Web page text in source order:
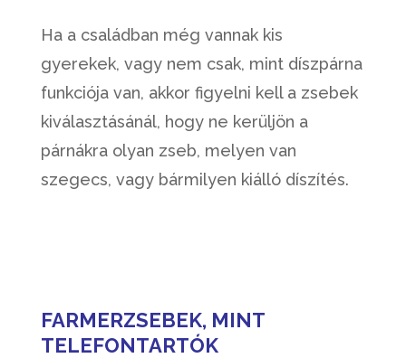
Ha a családban még vannak kis
gyerekek, vagy nem csak, mint díszpárna
funkciója van, akkor figyelni kell a zsebek
kiválasztásánál, hogy ne kerüljön a
párnákra olyan zseb, melyen van
szegecs, vagy bármilyen kiálló díszítés.
FARMERZSEBEK, MINT
TELEFONTARTÓK